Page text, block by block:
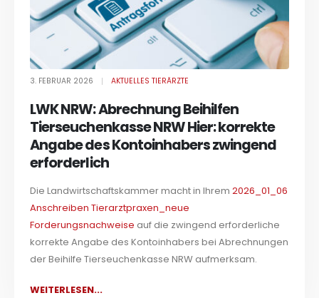
3. FEBRUAR 2026 AKTUELLES TIERÄRZTE
LWK NRW: Abrechnung Beihilfen
Tierseuchenkasse NRW Hier: korrekte
Angabe des Kontoinhabers zwingend
erforderlich
Die Landwirtschaftskammer macht in Ihrem2026_01_06
Anschreiben Tierarztpraxen_neue
Forderungsnachweise auf die zwingend erforderliche
korrekte Angabe des Kontoinhabers bei Abrechnungen
der Beihilfe Tierseuchenkasse NRW aufmerksam.
WEITERLESEN...